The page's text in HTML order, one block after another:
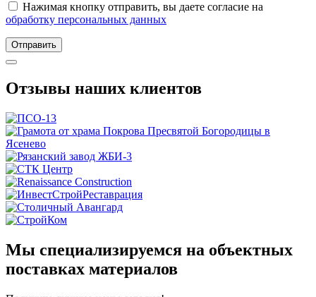
Нажимая кнопку отправить, вы даете согласие на
обработку персональных данных
Отправить
Отзывы наших клиентов
Мы специализируемся на объектных
поставках материалов